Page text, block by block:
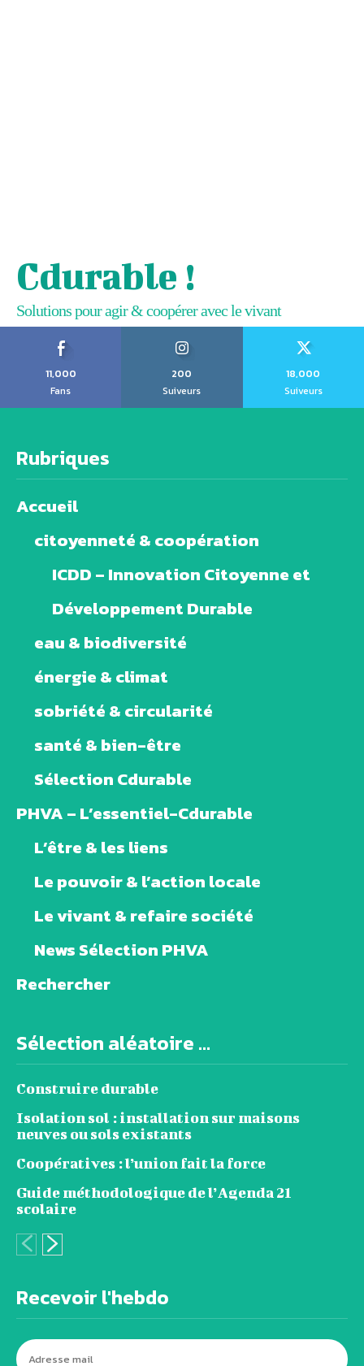
Cdurable !
Solutions pour agir & coopérer avec le vivant
11,000
Fans
200
Suiveurs
18,000
Suiveurs
Rubriques
Accueil
citoyenneté & coopération
ICDD – Innovation Citoyenne et
Développement Durable
eau & biodiversité
énergie & climat
sobriété & circularité
santé & bien-être
Sélection Cdurable
PHVA – L’essentiel-Cdurable
L’être & les liens
Le pouvoir & l’action locale
Le vivant & refaire société
News Sélection PHVA
Rechercher
Sélection aléatoire ...
Construire durable
Isolation sol : installation sur maisons
neuves ou sols existants
Coopératives : l’union fait la force
Guide méthodologique de l’Agenda 21
scolaire
Recevoir l'hebdo